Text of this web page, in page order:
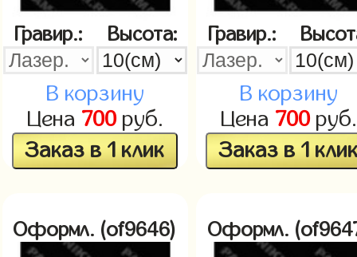
Гравир.: Высота:
В корзину
Цена 700руб.
Заказ в 1 клик
Гравир.:
В корзину
Цена 700руб.
Заказ в 1
Оформл. (of9646) Оформл.